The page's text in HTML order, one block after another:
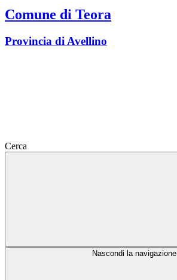
Comune di Teora
Provincia di Avellino
Cerca
Nascondi la navigazione